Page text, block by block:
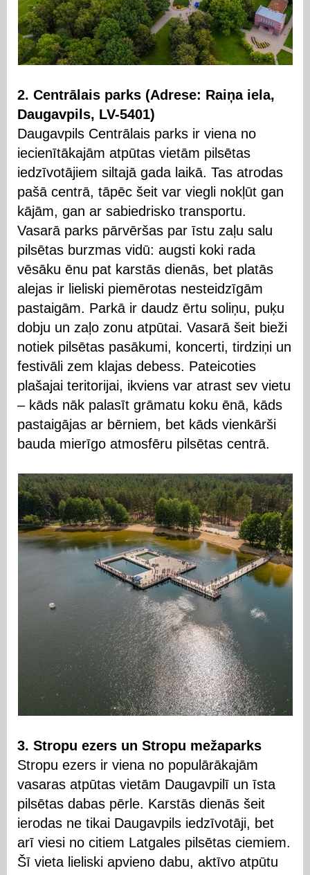
2. Centrālais parks (Adrese: Raiņa iela,
Daugavpils, LV-5401)
Daugavpils Centrālais parks ir viena no
iecienītākajām atpūtas vietām pilsētas
iedzīvotājiem siltajā gada laikā. Tas atrodas
pašā centrā, tāpēc šeit var viegli nokļūt gan
kājām, gan ar sabiedrisko transportu.
Vasarā parks pārvēršas par īstu zaļu salu
pilsētas burzmas vidū: augsti koki rada
vēsāku ēnu pat karstās dienās, bet platās
alejas ir lieliski piemērotas nesteidzīgām
pastaigām. Parkā ir daudz ērtu soliņu, puķu
dobju un zaļo zonu atpūtai. Vasarā šeit bieži
notiek pilsētas pasākumi, koncerti, tirdziņi un
festivāli zem klajas debess. Pateicoties
plašajai teritorijai, ikviens var atrast sev vietu
– kāds nāk palasīt grāmatu koku ēnā, kāds
pastaigājas ar bērniem, bet kāds vienkārši
bauda mierīgo atmosfēru pilsētas centrā.
3. Stropu ezers un Stropu mežaparks
Stropu ezers ir viena no populārākajām
vasaras atpūtas vietām Daugavpilī un īsta
pilsētas dabas pērle. Karstās dienās šeit
ierodas ne tikai Daugavpils iedzīvotāji, bet
arī viesi no citiem Latgales pilsētas ciemiem.
Šī vieta lieliski apvieno dabu, aktīvo atpūtu